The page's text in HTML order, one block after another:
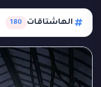
الهاشتاقات 180